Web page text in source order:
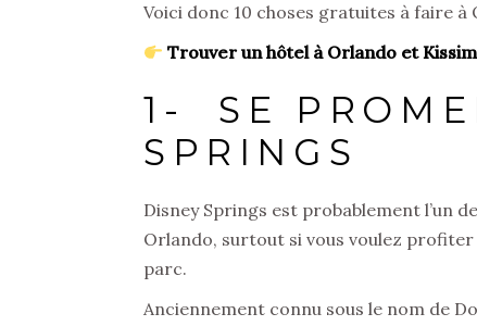
Voici donc 10 choses gratuites à faire à
Trouver un hôtel à Orlando et
1- SE
SPRINGS
Disney Springs est probablement l’un
Orlando, surtout si vous voulez profiter
parc.
Anciennement connu sous le nom de